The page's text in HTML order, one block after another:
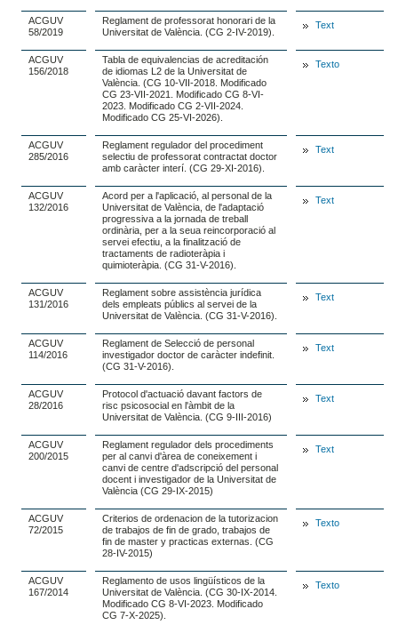
ACGUV
58/2019
Reglament de professorat honorari de la
Universitat de València. (CG 2-IV-2019).
Text
ACGUV
156/2018
Tabla de equivalencias de acreditación
de idiomas L2 de la Universitat de
València. (CG 10-VII-2018. Modificado
CG 23-VII-2021. Modificado CG 8-VI-
2023. Modificado CG 2-VII-2024.
Modificado CG 25-VI-2026).
Texto
ACGUV
285/2016
Reglament regulador del procediment
selectiu de professorat contractat doctor
amb caràcter interí. (CG 29-XI-2016).
Text
ACGUV
132/2016
Acord per a l'aplicació, al personal de la
Universitat de València, de l'adaptació
progressiva a la jornada de treball
ordinària, per a la seua reincorporació al
servei efectiu, a la finalització de
tractaments de radioteràpia i
quimioteràpia. (CG 31-V-2016).
Text
ACGUV
131/2016
Reglament sobre assistència jurídica
dels empleats públics al servei de la
Universitat de València. (CG 31-V-2016).
Text
ACGUV
114/2016
Reglament de Selecció de personal
investigador doctor de caràcter indefinit.
(CG 31-V-2016).
Text
ACGUV
28/2016
Protocol d'actuació davant factors de
risc psicosocial en l'àmbit de la
Universitat de València. (CG 9-III-2016)
Text
ACGUV
200/2015
Reglament regulador dels procediments
per al canvi d'àrea de coneixement i
canvi de centre d'adscripció del personal
docent i investigador de la Universitat de
València (CG 29-IX-2015)
Text
ACGUV
72/2015
Criterios de ordenacion de la tutorizacion
de trabajos de fin de grado, trabajos de
fin de master y practicas externas. (CG
28-IV-2015)
Texto
ACGUV
167/2014
Reglamento de usos lingüísticos de la
Universitat de València. (CG 30-IX-2014.
Modificado CG 8-VI-2023. Modificado
CG 7-X-2025).
Texto